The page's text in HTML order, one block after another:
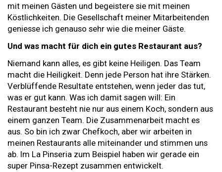
mit meinen Gästen und begeistere sie mit meinen
Köstlichkeiten. Die Gesellschaft meiner Mitarbeitenden
geniesse ich genauso sehr wie die meiner Gäste.
Und was macht für dich ein gutes Restaurant aus?
Niemand kann alles, es gibt keine Heiligen. Das Team
macht die Heiligkeit. Denn jede Person hat ihre Stärken.
Verblüffende Resultate entstehen, wenn jeder das tut,
was er gut kann. Was ich damit sagen will: Ein
Restaurant besteht nie nur aus einem Koch, sondern aus
einem ganzen Team. Die Zusammenarbeit macht es
aus. So bin ich zwar Chefkoch, aber wir arbeiten in
meinen Restaurants alle miteinander und stimmen uns
ab. Im La Pinseria zum Beispiel haben wir gerade ein
super Pinsa-Rezept zusammen entwickelt.